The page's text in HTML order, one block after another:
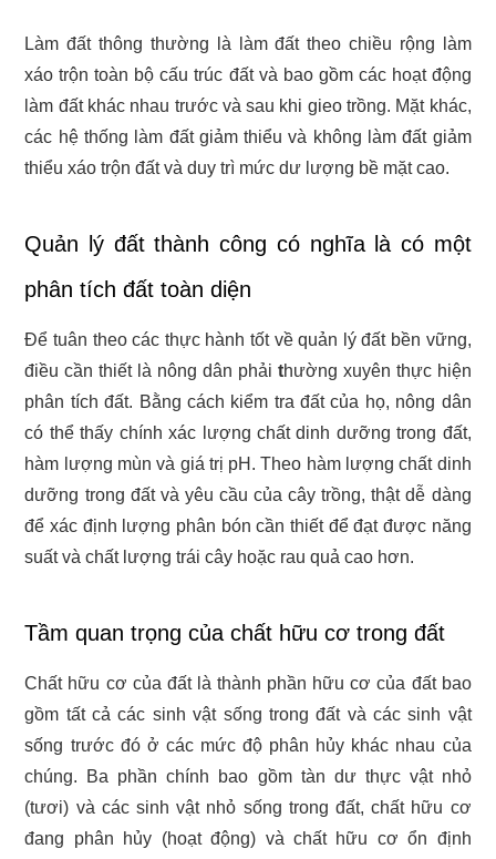
Làm đất thông thường là làm đất theo chiều rộng làm
xáo trộn toàn bộ cấu trúc đất và bao gồm các hoạt động
làm đất khác nhau trước và sau khi gieo trồng. Mặt khác,
các hệ thống làm đất giảm thiểu và không làm đất giảm
thiểu xáo trộn đất và duy trì mức dư lượng bề mặt cao.
Quản lý đất thành công có nghĩa là có một
phân tích đất toàn diện
Để tuân theo các thực hành tốt về quản lý đất bền vững,
điều cần thiết là nông dân phải thường xuyên thực hiện
phân tích đất. Bằng cách kiểm tra đất của họ, nông dân
có thể thấy chính xác lượng chất dinh dưỡng trong đất,
hàm lượng mùn và giá trị pH. Theo hàm lượng chất dinh
dưỡng trong đất và yêu cầu của cây trồng, thật dễ dàng
để xác định lượng phân bón cần thiết để đạt được năng
suất và chất lượng trái cây hoặc rau quả cao hơn.
Tầm quan trọng của chất hữu cơ trong đất
Chất hữu cơ của đất là thành phần hữu cơ của đất bao
gồm tất cả các sinh vật sống trong đất và các sinh vật
sống trước đó ở các mức độ phân hủy khác nhau của
chúng. Ba phần chính bao gồm tàn dư thực vật nhỏ
(tươi) và các sinh vật nhỏ sống trong đất, chất hữu cơ
đang phân hủy (hoạt động) và chất hữu cơ ổn định